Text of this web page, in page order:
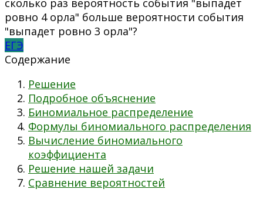
ЕГЭ
Содержание
Решение
Подробное объяснение
Биномиальное распределение
Формулы биномиального распределения
Вычисление биномиального
коэффициента
Решение нашей задачи
Сравнение вероятностей